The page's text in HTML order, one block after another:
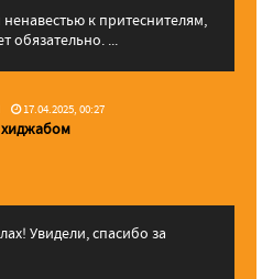
к притеснителям,
обязательно. ...
17.04.2025, 00:27
хиджабом
Увидели, спасибо за